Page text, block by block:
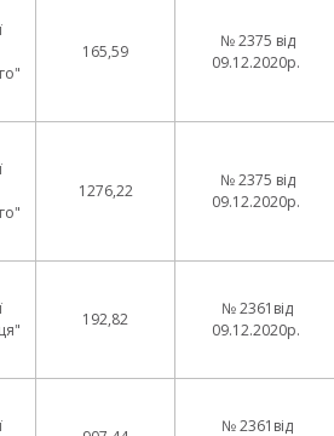
165,59
№ 2375 від
09.12.2020р.
1276,22
№ 2375 від
09.12.2020р.
192,82
№ 2361від
09.12.2020р.
№ 2361від